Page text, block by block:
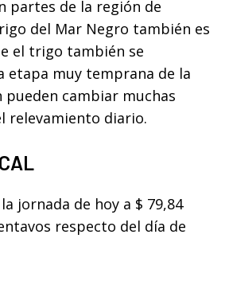
partes de la región de
del Mar Negro también es
el trigo también se
etapa muy temprana de la
cambiar muchas
relevamiento diario.
jornada de hoy a $ 79,84
respecto del día de